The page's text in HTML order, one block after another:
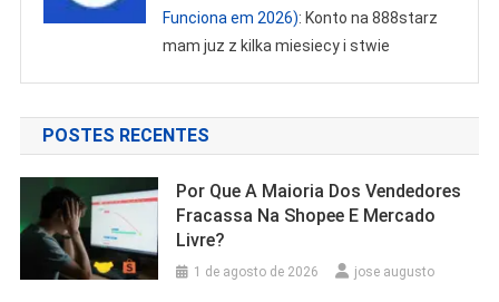
Funciona em 2026): Konto na 888starz
mam juz z kilka miesiecy i stwie
POSTES RECENTES
Por Que A Maioria Dos Vendedores
Fracassa Na Shopee E Mercado
Livre?
1 de agosto de 2026 jose augusto